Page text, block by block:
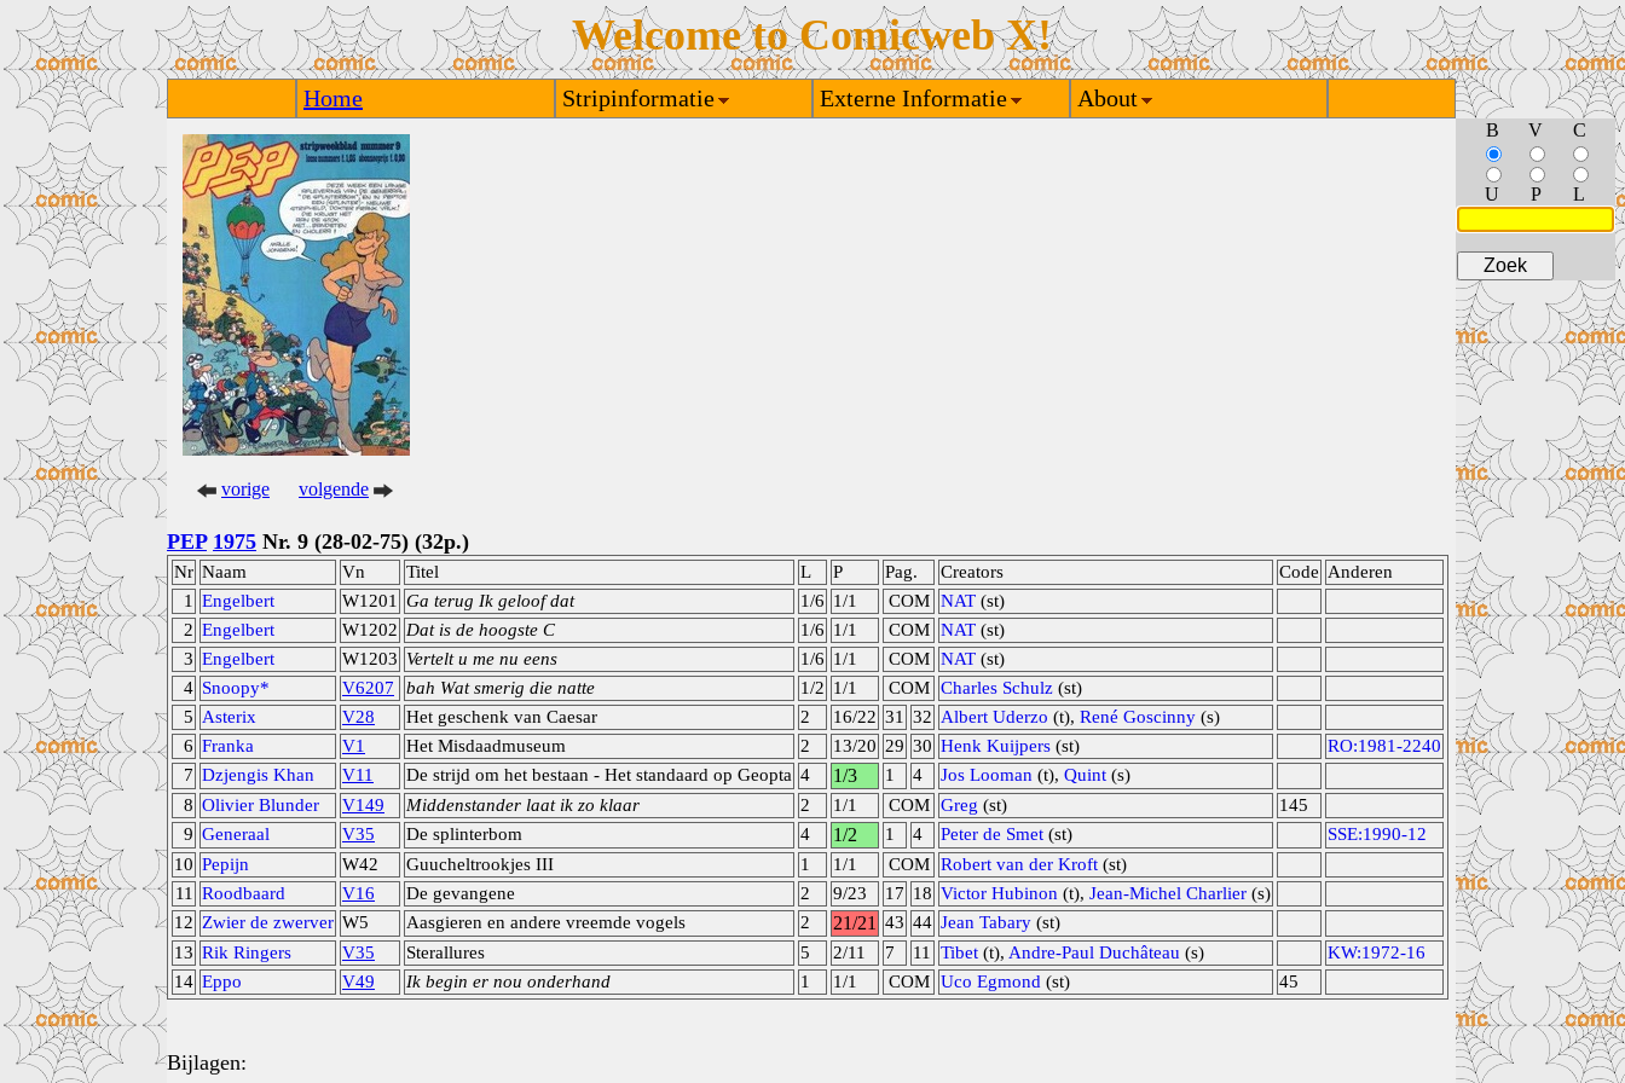
Welcome to Comicweb X!
Home Stripinformatie Externe Informatie About
vorige volgende
PEP 1975 Nr. 9 (28-02-75) (32p.)
Nr Naam Vn Titel L P Pag. Creators Code Anderen
1
Engelbert W1201 Ga terug Ik geloof dat 1/6 1/1 COM NAT (st)
2 Engelbert W1202 Dat is de hoogste C 1/6 1/1 COM NAT (st)
3 Engelbert W1203 Vertelt u me nu eens 1/6 1/1 COM NAT (st)
4 Snoopy* V6207 bah Wat smerig die natte 1/2 1/1 COM Charles Schulz (st)
5 Asterix V28 Het geschenk van Caesar 2 16/22 31 32 Albert Uderzo (t), René Goscinny (s)
6 Franka V1 Het Misdaadmuseum 2 13/20 29 30 Henk Kuijpers (st)
RO:1981-2240
7 Dzjengis Khan V11 De strijd om het bestaan - Het standaard op Geopta 4 1/3 1 4 Jos Looman (t), Quint (s)
8 Olivier Blunder V149 Middenstander laat ik zo klaar 2 1/1 COM Greg (st)
145
9 Generaal V35 De splinterbom 4 1/2 1 4 Peter de Smet (st)
SSE:1990-12
10 Pepijn W42 Guucheltrookjes III 1 1/1 COM Robert van der Kroft (st)
11
Roodbaard V16 De gevangene 2 9/23 17 18 Victor Hubinon (t), Jean-Michel Charlier (s)
12 Zwier de zwerver W5 Aasgieren en andere vreemde vogels 2 21/21 43 44 Jean Tabary (st)
13 Rik Ringers V35 Sterallures 5 2/11 7 11 Tibet (t), Andre-Paul Duchâteau (s)
KW:1972-16
14 Eppo V49 Ik begin er nou onderhand 1 1/1 COM Uco Egmond (st) 45
Bijlagen:
B V C
U P L